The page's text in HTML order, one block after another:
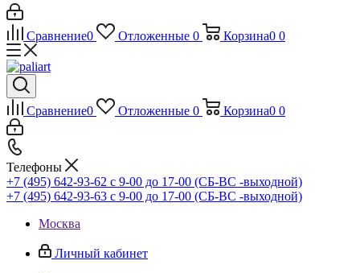
Сравнение0 Отложенные 0 Корзина0 0
Сравнение0 Отложенные 0 Корзина0 0
Телефоны
+7 (495) 642-93-62 c 9-00 до 17-00 (СБ-ВС -выходной)
+7 (495) 642-93-63 c 9-00 до 17-00 (СБ-ВС -выходной)
Москва
Личный кабинет